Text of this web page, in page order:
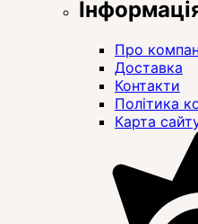
Про
Доставка
Контакти
Політика
Карта